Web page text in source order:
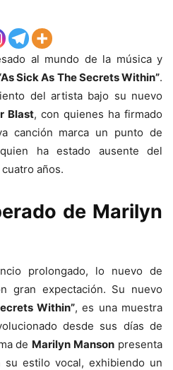
al mundo de la música y
Sick As The Secrets Within”.
del artista bajo su nuevo
Blast, con quienes ha firmado
canción marca un punto de
ha estado ausente del
años.
de Marilyn
prolongado, lo nuevo de
gran expectación. Su nuevo
Within”, es una muestra
desde sus días de
de Marilyn Manson presenta
su estilo vocal, exhibiendo un